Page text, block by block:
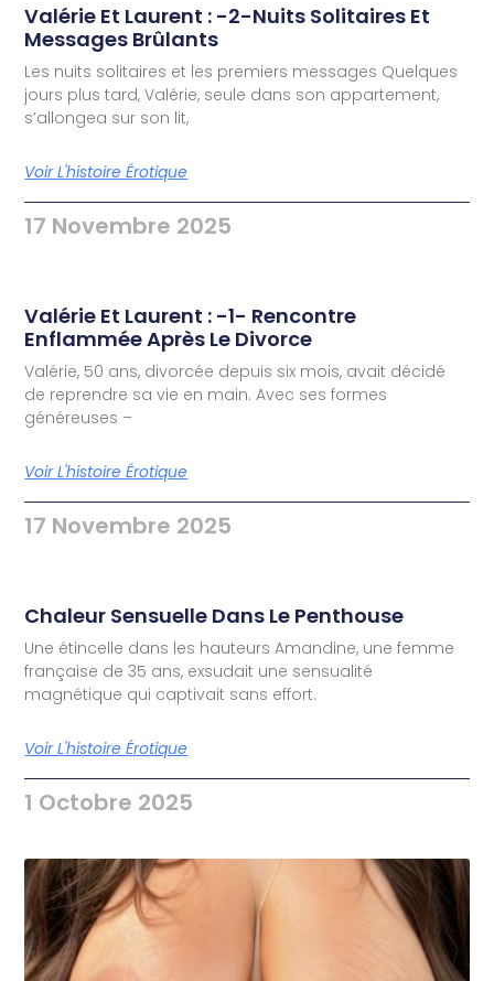
Valérie Et Laurent : -2-Nuits Solitaires Et
Messages Brûlants
Les nuits solitaires et les premiers messages Quelques
jours plus tard, Valérie, seule dans son appartement,
s’allongea sur son lit,
Voir L'histoire Érotique
17 Novembre 2025
Valérie Et Laurent : -1- Rencontre
Enflammée Après Le Divorce
Valérie, 50 ans, divorcée depuis six mois, avait décidé
de reprendre sa vie en main. Avec ses formes
généreuses –
Voir L'histoire Érotique
17 Novembre 2025
Chaleur Sensuelle Dans Le Penthouse
Une étincelle dans les hauteurs Amandine, une femme
française de 35 ans, exsudait une sensualité
magnétique qui captivait sans effort.
Voir L'histoire Érotique
1 Octobre 2025